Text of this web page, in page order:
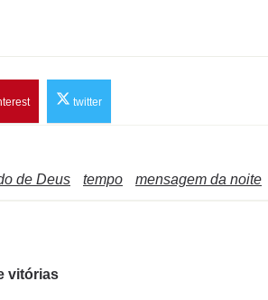
twitter
de Deus tempo mensagem da noite
vitórias